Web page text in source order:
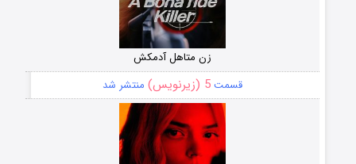
زن متاهل آدمکش
قسمت5 (زیرنویس) منتشر شد